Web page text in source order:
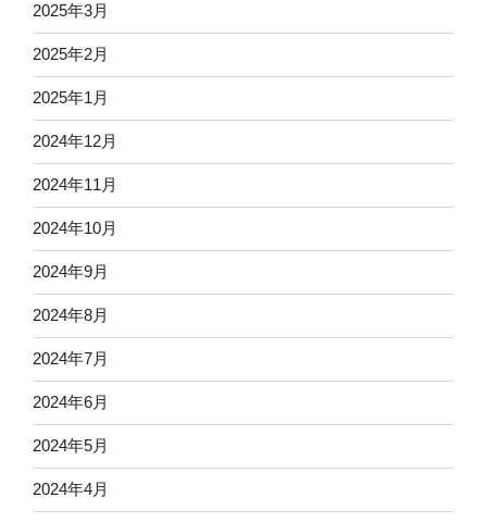
2025年3月
2025年2月
2025年1月
2024年12月
2024年11月
2024年10月
2024年9月
2024年8月
2024年7月
2024年6月
2024年5月
2024年4月